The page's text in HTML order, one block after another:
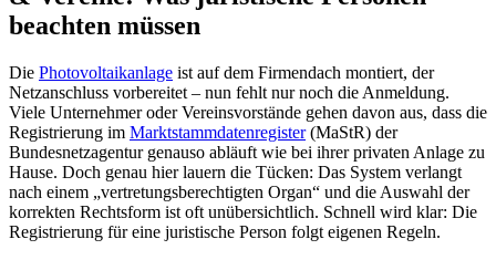
beachten müssen
Die Photovoltaikanlage ist auf dem Firmendach montiert, der
Netzanschluss vorbereitet – nun fehlt nur noch die Anmeldung.
Viele Unternehmer oder Vereinsvorstände gehen davon aus, dass die
Registrierung im Marktstammdatenregister(MaStR) der
Bundesnetzagentur genauso abläuft wie bei ihrer privaten Anlage zu
Hause. Doch genau hier lauern die Tücken: Das System verlangt
nach einem „vertretungsberechtigten Organ“ und die Auswahl der
korrekten Rechtsform ist oft unübersichtlich. Schnell wird klar: Die
Registrierung für eine juristische Person folgt eigenen Regeln.